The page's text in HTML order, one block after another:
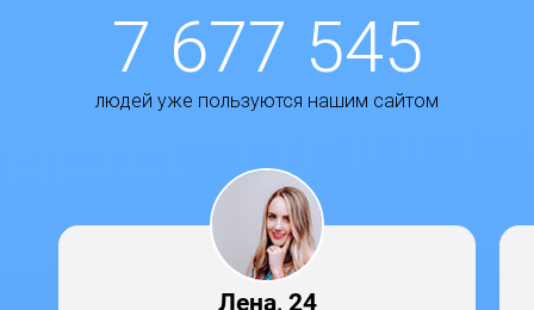
7 677 545
людей уже пользуются нашим сайтом
Лена, 24